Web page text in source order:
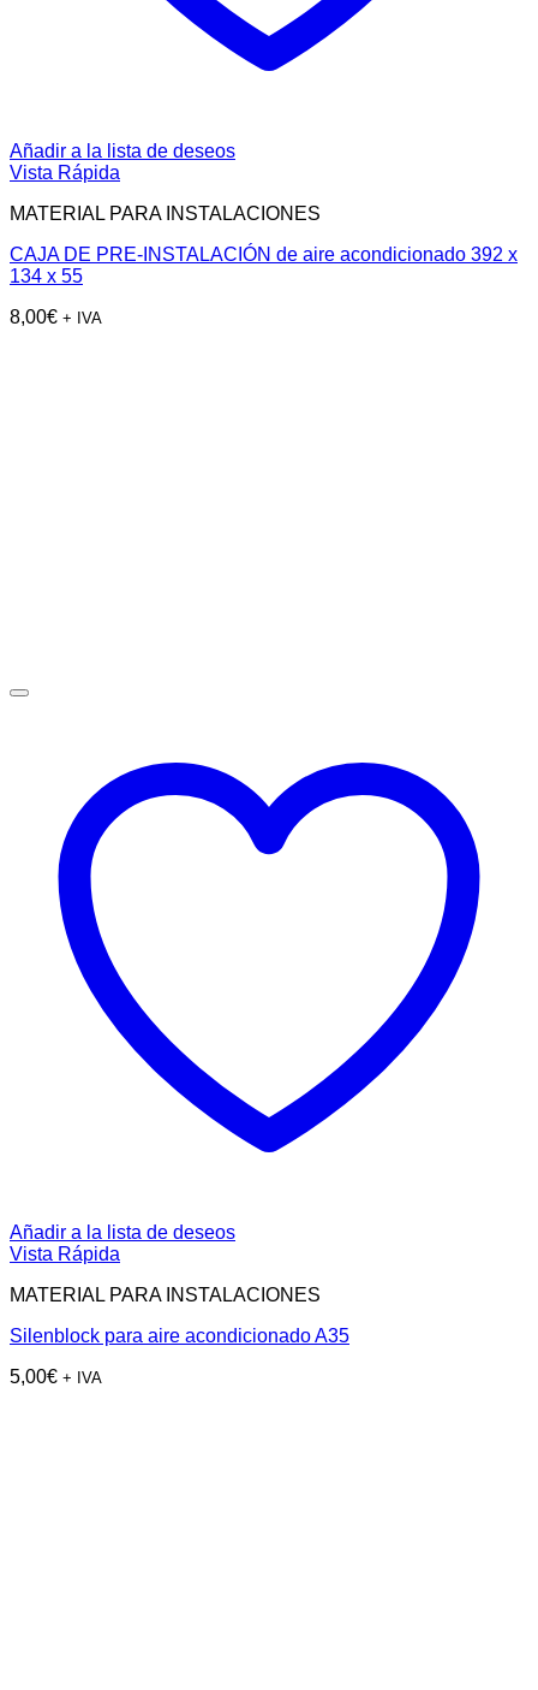
Añadir a la lista de deseos
Vista Rápida
MATERIAL PARA INSTALACIONES
CAJA DE PRE-INSTALACIÓN de aire acondicionado 392 x
134 x 55
8,00€ + IVA
Añadir a la lista de deseos
Vista Rápida
MATERIAL PARA INSTALACIONES
Silenblock para aire acondicionado A35
5,00€ + IVA